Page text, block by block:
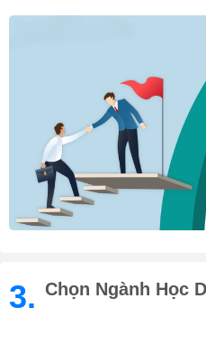
3. Chọn Ngành Học